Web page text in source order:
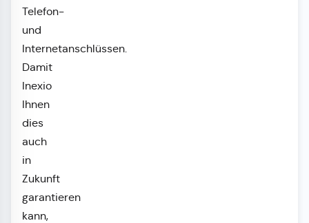
Telefon-
und
Internetanschlüssen.
Damit
Inexio
Ihnen
dies
auch
in
Zukunft
garantieren
kann,